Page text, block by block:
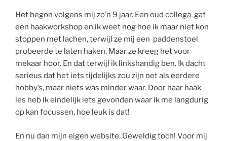
Het begon volgens mij zo’n 9 jaar. Een oud collega gaf
een haakworkshop en ik weet nog hoe ik maar niet kon
stoppen met lachen, terwijl ze mij een paddenstoel
probeerde te laten haken. Maar ze kreeg het voor
mekaar hoor. En dat terwijl ik linkshandig ben. Ik dacht
serieus dat het iets tijdelijks zou zijn net als eerdere
hobby’s, maar niets was minder waar. Door haar haak
les heb ik eindelijk iets gevonden waar ik me langdurig
op kan focussen, hoe leuk is dat!
En nu dan mijn eigen website. Geweldig toch! Voor mij